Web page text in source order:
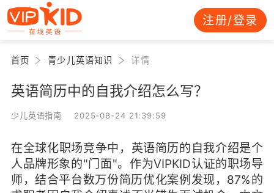
注册/登录
首页 青少儿英语知识 详情
英语简历中的自我介绍怎么写？
少儿英语指南 2025-08-24 21:39:59
在全球化职场竞争中，英语简历的自我介绍是个
人品牌形象的"门面"。作为VIPKID认证的职场导
师，结合平台数万份简历优化案例发现，87%的